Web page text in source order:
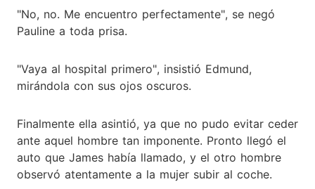
"No, no. Me encuentro perfectamente", se negó
Pauline a toda prisa.
"Vaya al hospital primero", insistió Edmund,
mirándola con sus ojos oscuros.
Finalmente ella asintió, ya que no pudo evitar ceder
ante aquel hombre tan imponente. Pronto llegó el
auto que James había llamado, y el otro hombre
observó atentamente a la mujer subir al coche.